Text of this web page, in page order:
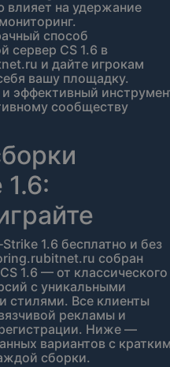
влияет на удержание
способ
сервер CS 1.6 в
и дайте игрокам
вашу площадку.
эффективный
сообществу
1.6 бесплатно и без
собран
1.6 — от классического
с уникальными
стилями. Все клиенты
рекламы и
Ниже —
вариантов с
сборки.